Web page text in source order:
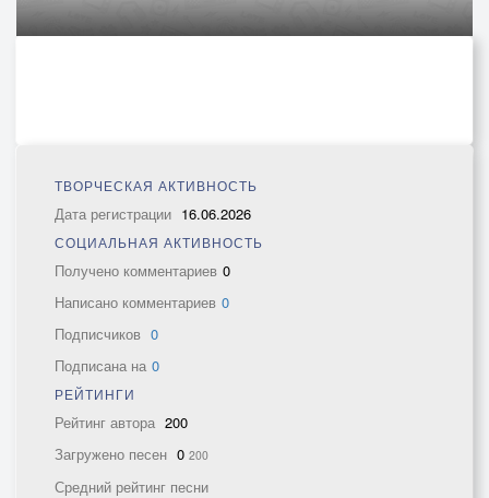
ТВОРЧЕСКАЯ АКТИВНОСТЬ
Дата регистрации 16.06.2026
СОЦИАЛЬНАЯ АКТИВНОСТЬ
Получено комментариев 0
Написано комментариев 0
Подписчиков 0
Подписана на 0
РЕЙТИНГИ
Рейтинг автора 200
Загружено песен 0 200
Средний рейтинг песни